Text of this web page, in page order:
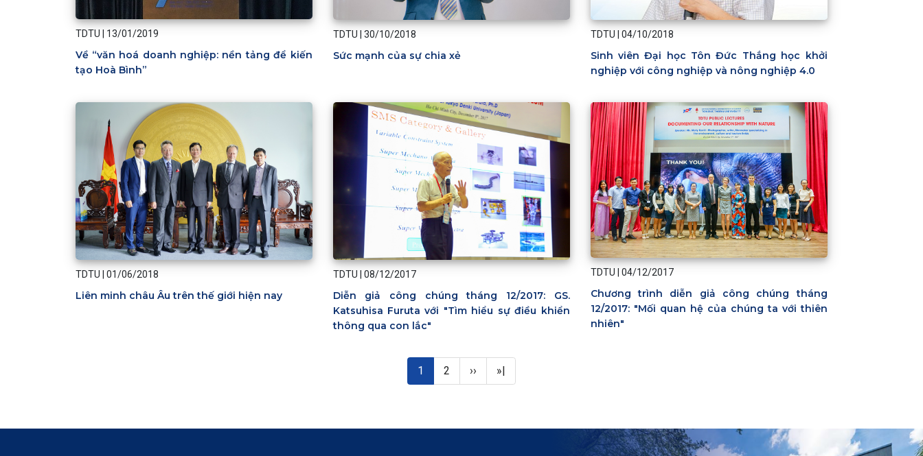
TDTU 13/01/2019
Về “văn hoá doanh nghiệp: nền tảng để kiến
tạo Hoà Bình”
TDTU 30/10/2018
Sức mạnh của sự chia xẻ
TDTU 04/10/2018
Sinh viên Đại học Tôn Đức Thắng học khởi
nghiệp với công nghiệp và nông nghiệp 4.0
TDTU | 01/06/2018
Liên minh châu Âu trên thế giới hiện nay
TDTU | 08/12/2017
Diễn giả công chúng tháng 12/2017: GS.
Katsuhisa Furuta với "Tìm hiểu sự điều khiển
thông qua con lắc"
TDTU 04/12/2017
Chương trình diễn giả công chúng tháng
12/2017: "Mối quan hệ của chúng ta với thiên
nhiên"
Trang hiện thời
1 Page
2 Next page
›› Last page
»|